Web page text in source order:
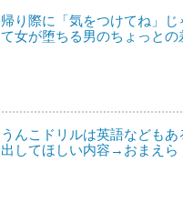
帰り際に「気をつけてね」じ
て女が堕ちる男のちょっとの
うんこドリルは英語などもあ
出してほしい内容→おまえら